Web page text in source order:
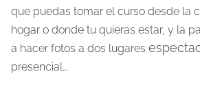
que puedas tomar el curso desde la
hogar o donde tu quieras estar, y la
a hacer fotos a dos lugares
presencial…